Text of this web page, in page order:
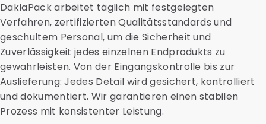
DaklaPack arbeitet täglich mit festgelegten
Verfahren, zertifizierten Qualitätsstandards und
geschultem Personal, um die Sicherheit und
Zuverlässigkeit jedes einzelnen Endprodukts zu
gewährleisten. Von der Eingangskontrolle bis zur
Auslieferung: Jedes Detail wird gesichert, kontrolliert
und dokumentiert. Wir garantieren einen stabilen
Prozess mit konsistenter Leistung.